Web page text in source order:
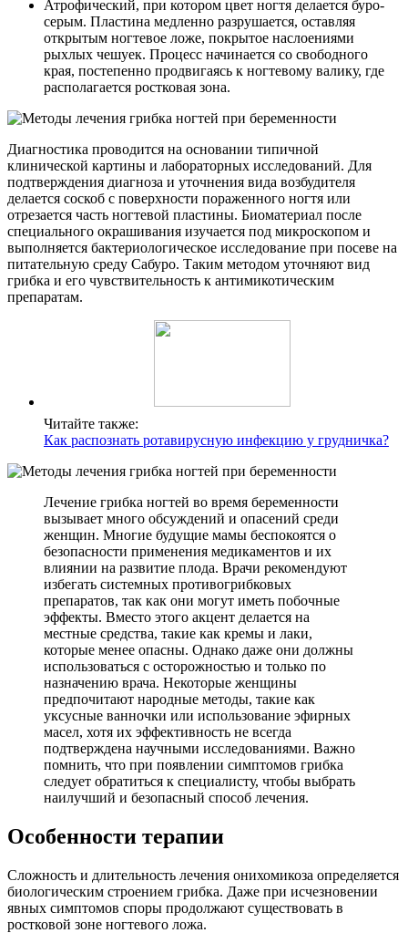
Атрофический, при котором цвет ногтя делается буро-
серым. Пластина медленно разрушается, оставляя
открытым ногтевое ложе, покрытое наслоениями
рыхлых чешуек. Процесс начинается со свободного
края, постепенно продвигаясь к ногтевому валику, где
располагается ростковая зона.
Диагностика проводится на основании типичной
клинической картины и лабораторных исследований. Для
подтверждения диагноза и уточнения вида возбудителя
делается соскоб с поверхности пораженного ногтя или
отрезается часть ногтевой пластины. Биоматериал после
специального окрашивания изучается под микроскопом и
выполняется бактериологическое исследование при посеве на
питательную среду Сабуро. Таким методом уточняют вид
грибка и его чувствительность к антимикотическим
препаратам.
Читайте также:
Как распознать ротавирусную инфекцию у грудничка?
Лечение грибка ногтей во время беременности
вызывает много обсуждений и опасений среди
женщин. Многие будущие мамы беспокоятся о
безопасности применения медикаментов и их
влиянии на развитие плода. Врачи рекомендуют
избегать системных противогрибковых
препаратов, так как они могут иметь побочные
эффекты. Вместо этого акцент делается на
местные средства, такие как кремы и лаки,
которые менее опасны. Однако даже они должны
использоваться с осторожностью и только по
назначению врача. Некоторые женщины
предпочитают народные методы, такие как
уксусные ванночки или использование эфирных
масел, хотя их эффективность не всегда
подтверждена научными исследованиями. Важно
помнить, что при появлении симптомов грибка
следует обратиться к специалисту, чтобы выбрать
наилучший и безопасный способ лечения.
Особенности терапии
Сложность и длительность лечения онихомикоза определяется
биологическим строением грибка. Даже при исчезновении
явных симптомов споры продолжают существовать в
ростковой зоне ногтевого ложа.